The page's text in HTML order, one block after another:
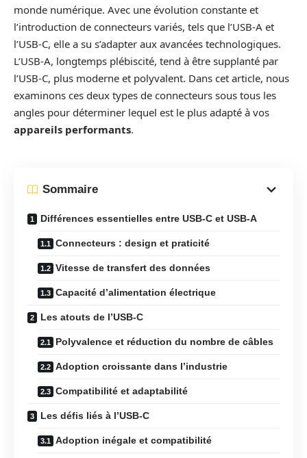
monde numérique. Avec une évolution constante et
l’introduction de connecteurs variés, tels que l’USB-A et
l’USB-C, elle a su s’adapter aux avancées technologiques.
L’USB-A, longtemps plébiscité, tend à être supplanté par
l’USB-C, plus moderne et polyvalent. Dans cet article, nous
examinons ces deux types de connecteurs sous tous les
angles pour déterminer lequel est le plus adapté à vos
appareils performants.
Sommaire
Différences essentielles entre USB-C et USB-A
Connecteurs : design et praticité
Vitesse de transfert des données
Capacité d’alimentation électrique
Les atouts de l’USB-C
Polyvalence et réduction du nombre de câbles
Adoption croissante dans l’industrie
Compatibilité et adaptabilité
Les défis liés à l’USB-C
Adoption inégale et compatibilité